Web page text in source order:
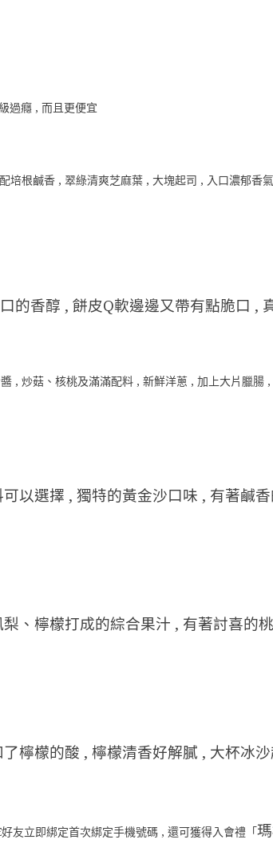
過癮 , 而且更便宜
培根鹹香 , 翠綠清爽芝麻葉 , 大塊起司 , 入口濃郁香
的香醇 , 餅皮Q軟邊邊又帶有點脆口 ,
, 炒菇、核桃及滿滿配料 , 新鮮洋蔥 , 加上大片臘腸 ,
以選擇 , 獨特的黃金沙口味 , 有著鹹香
、檸檬打成的綜合果汁 , 有著討喜的
檸檬的酸 , 檸檬清香好解膩 , 大杯冰
友立即綁定首次綁定手機號碼 , 還可獲得入會禮「